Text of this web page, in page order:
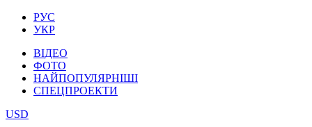
РУС
УКР
ВІДЕО
ФОТО
НАЙПОПУЛЯРНІШІ
СПЕЦПРОЕКТИ
USD